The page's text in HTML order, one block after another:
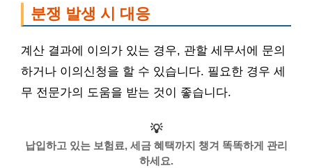
분쟁 발생 시 대응
계산 결과에 이의가 있는 경우, 관할 세무서에 문의
하거나 이의신청을 할 수 있습니다. 필요한 경우 세
무 전문가의 도움을 받는 것이 좋습니다.
💡
납입하고 있는 보험료, 세금 혜택까지 챙겨 똑똑하게 관리
하세요.